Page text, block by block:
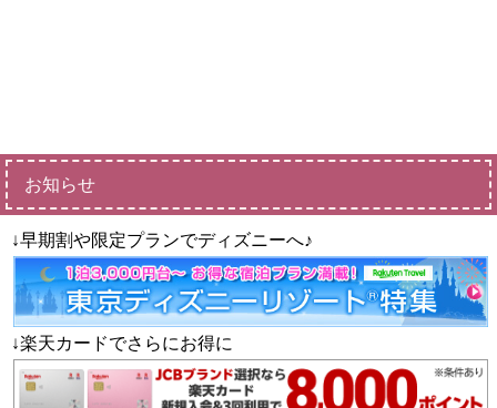
お知らせ
↓早期割や限定プランでディズニーへ♪
↓楽天カードでさらにお得に